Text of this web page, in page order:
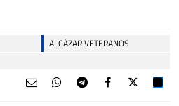
ALCÁZAR VETERANOS